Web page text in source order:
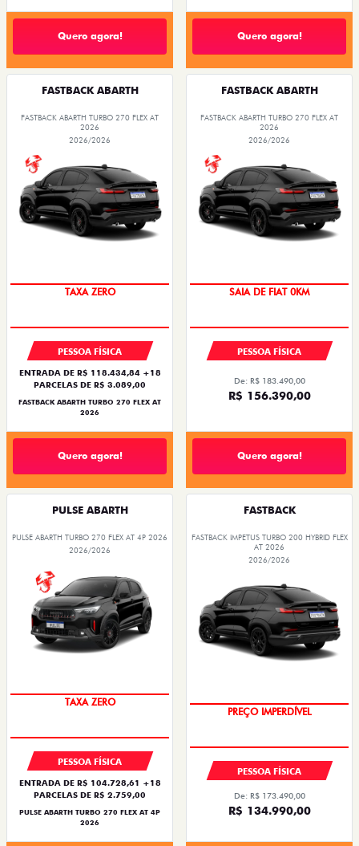
Quero agora! Quero agora!
FASTBACK ABARTH
FASTBACK ABARTH TURBO 270 FLEX AT
2026
2026/2026
SAIA DE FIAT 0KM
PESSOA FÍSICA
ENTRADA DE R$ 118.434,84 +18
PARCELAS DE R$ 3.089,00
FASTBACK ABARTH TURBO 270 FLEX AT
2026
Quero agora!
FASTBACK ABARTH
FASTBACK ABARTH TURBO 270 FLEX AT
2026
2026/2026
PREÇO IMPERDÍVEL
PESSOA FÍSICA
De: R$ 183.490,00
R$ 156.390,00
Quero agora!
PULSE ABARTH
PULSE ABARTH TURBO 270 FLEX AT 4P 2026
2026/2026
SAIA DE FIAT 0KM
PESSOA FÍSICA
ENTRADA DE R$ 104.728,61 +18
PARCELAS DE R$ 2.759,00
PULSE ABARTH TURBO 270 FLEX AT 4P
2026
FASTBACK
FASTBACK IMPETUS TURBO 200 HYBRID FLEX
AT 2026
2026/2026
OPORTUNIDADE
PESSOA FÍSICA
De: R$ 173.490,00
R$ 134.990,00